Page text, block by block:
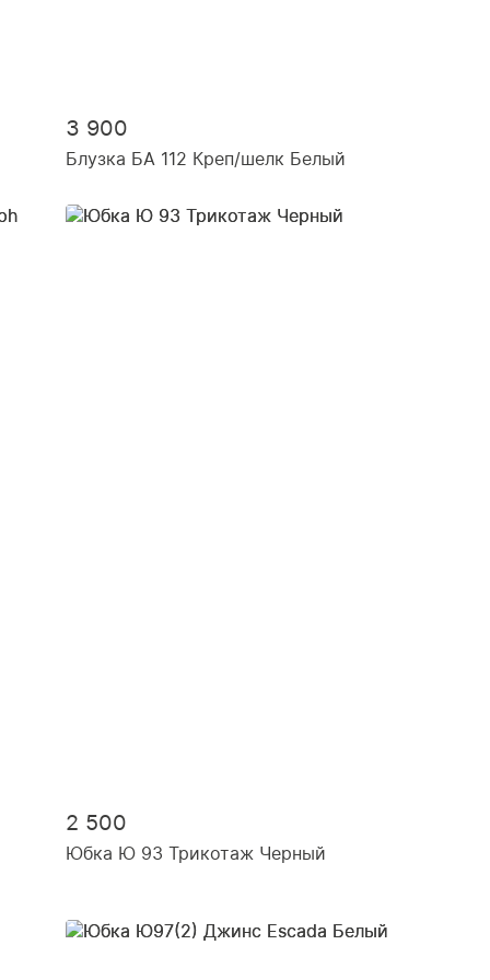
3 900
Блузка БА 112 Креп/шелк Белый
2 500
Юбка Ю 93 Трикотаж Черный